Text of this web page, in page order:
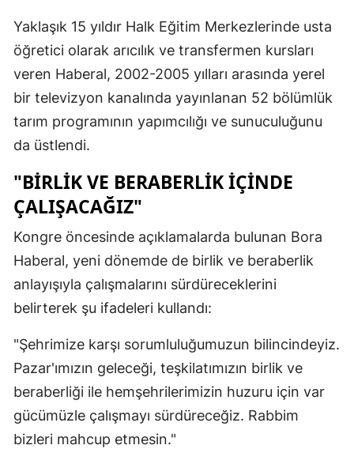
Yaklaşık 15 yıldır Halk Eğitim Merkezlerinde usta
öğretici olarak arıcılık ve transfermen kursları
veren Haberal, 2002-2005 yılları arasında yerel
bir televizyon kanalında yayınlanan 52 bölümlük
tarım programının yapımcılığı ve sunuculuğunu
da üstlendi.
"BIRLIK VE BERABERLIK İÇINDE
ÇALIŞACAĞIZ"
Kongre öncesinde açıklamalarda bulunan Bora
Haberal, yeni dönemde de birlik ve beraberlik
anlayışıyla çalışmalarını sürdüreceklerini
belirterek şu ifadeleri kullandı:
"Şehrimize karşı sorumluluğumuzun bilincindeyiz.
Pazar'ımızın geleceği, teşkilatımızın birlik ve
beraberliği ile hemşehrilerimizin huzuru için var
gücümüzle çalışmayı sürdüreceğiz. Rabbim
bizleri mahcup etmesin."